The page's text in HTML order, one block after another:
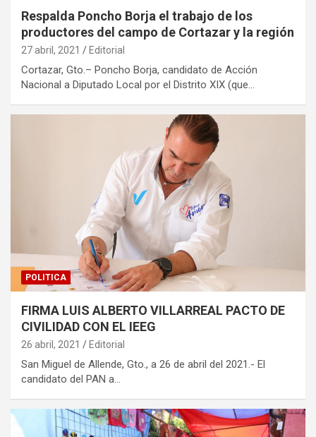
Respalda Poncho Borja el trabajo de los
productores del campo de Cortazar y la región
27 abril, 2021 Editorial
Cortazar, Gto.– Poncho Borja, candidato de Acción
Nacional a Diputado Local por el Distrito XIX (que…
POLITICA
FIRMA LUIS ALBERTO VILLARREAL PACTO DE
CIVILIDAD CON EL IEEG
26 abril, 2021 Editorial
San Miguel de Allende, Gto., a 26 de abril del 2021.- El
candidato del PAN a…